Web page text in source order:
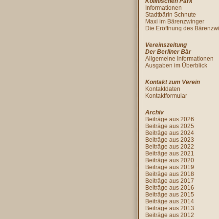
Informationen
Stadtbärin Schnute
Maxi im Bärenzwinger
Die Eröffnung des
Vereinszeitung
Der Berliner Bär
Allgemeine Informationen
Ausgaben im Überblick
Kontakt zum Verein
Kontaktdaten
Kontaktformular
Archiv
Beiträge aus 2026
Beiträge aus 2025
Beiträge aus 2024
Beiträge aus 2023
Beiträge aus 2022
Beiträge aus 2021
Beiträge aus 2020
Beiträge aus 2019
Beiträge aus 2018
Beiträge aus 2017
Beiträge aus 2016
Beiträge aus 2015
Beiträge aus 2014
Beiträge aus 2013
Beiträge aus 2012